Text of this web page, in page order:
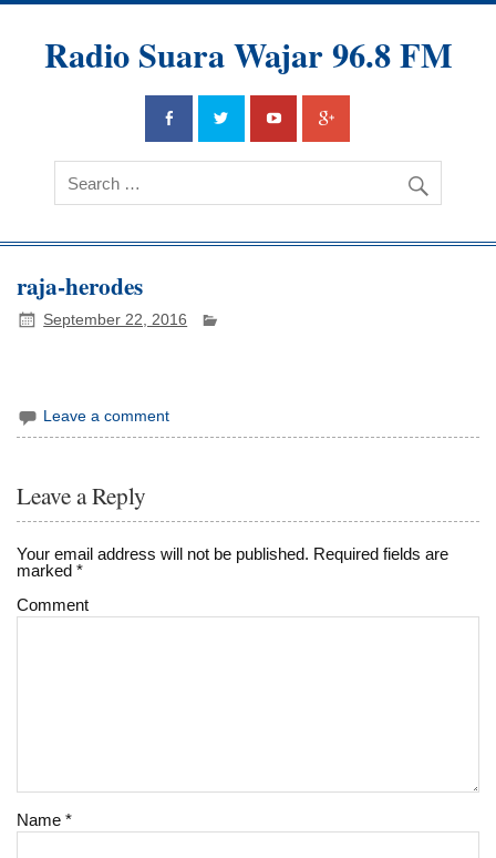
Radio Suara Wajar 96.8 FM
raja-herodes
September 22, 2016
Leave a comment
Leave a Reply
Your email address will not be published. Required fields are
marked*
Comment
Name*